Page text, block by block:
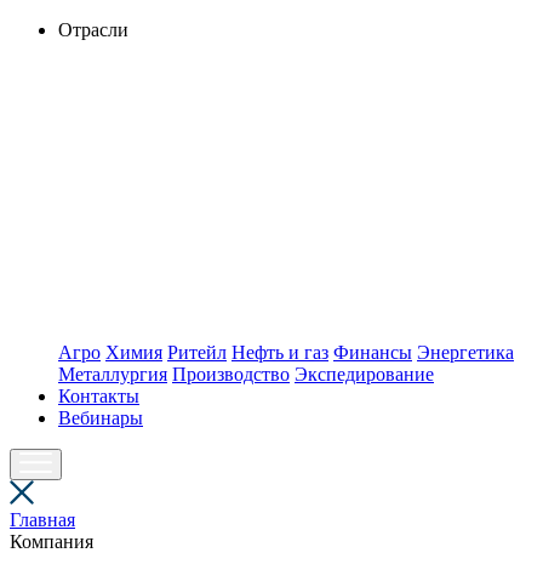
Отрасли
Агро Химия Ритейл Нефть и газ Финансы Энергетика
Металлургия Производство Экспедирование
Контакты
Вебинары
Главная
Компания